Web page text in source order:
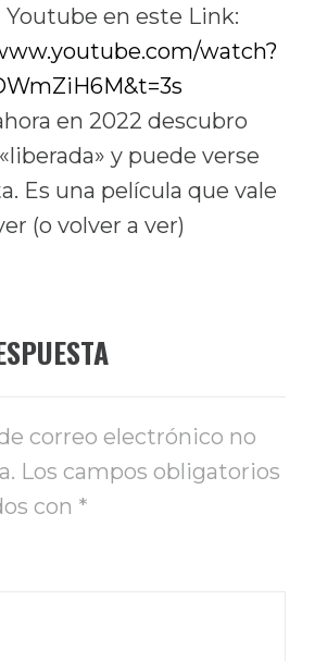
Youtube en este Link:
watch?
en 2022 descubro
y puede verse
Es una película que vale
(o volver a ver)
correo electrónico no
Los campos obligatorios
con *